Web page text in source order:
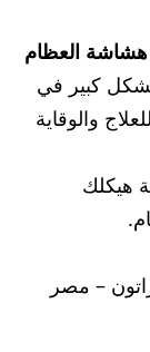
العظام
كبير في
والوقاية
هيكلك
– مصر